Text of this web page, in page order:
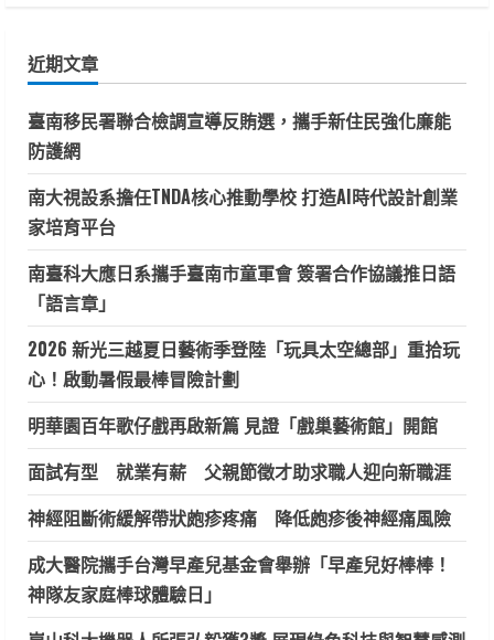
字:
近期文章
臺南移民署聯合檢調宣導反賄選，攜手新住民強化廉能
防護網
南大視設系擔任TNDA核心推動學校 打造AI時代設計創業
家培育平台
南臺科大應日系攜手臺南市童軍會 簽署合作協議推日語
「語言章」
2026 新光三越夏日藝術季登陸「玩具太空總部」重拾玩
心！啟動暑假最棒冒險計劃
明華園百年歌仔戲再啟新篇 見證「戲巢藝術館」開館
面試有型 就業有薪 父親節徵才助求職人迎向新職涯
神經阻斷術緩解帶狀皰疹疼痛 降低皰疹後神經痛風險
成大醫院攜手台灣早產兒基金會舉辦「早產兒好棒棒！
神隊友家庭棒球體驗日」